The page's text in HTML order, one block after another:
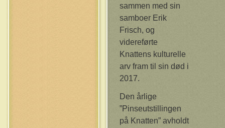
sammen med sin
samboer Erik
Frisch, og
videreførte
Knattens kulturelle
arv fram til sin død i
2017.
Den årlige
”Pinseutstillingen
på Knatten” avholdt